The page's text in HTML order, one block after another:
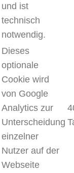
und ist
technisch
notwendig.
Dieses
optionale
Cookie wird
von Google
Analytics zur
Unterscheidung
einzelner
Nutzer auf der
Webseite